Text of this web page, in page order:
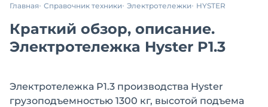
Главная Справочник техники Электротележки HYSTER
Краткий обзор, описание.
Электротележка Hyster P1.3
Электротележка P1.3 производства Hyster
грузоподъемностью 1300 кг, высотой подъема